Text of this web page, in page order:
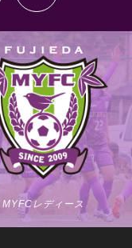
MYFCレディース